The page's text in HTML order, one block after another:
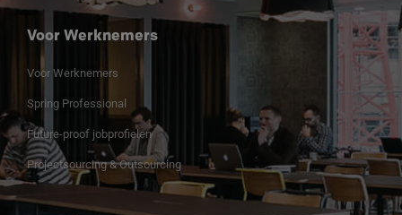
Voor Werknemers
Voor Werknemers
Spring Professional
Future-proof jobprofielen
Projectsourcing & Outsourcing